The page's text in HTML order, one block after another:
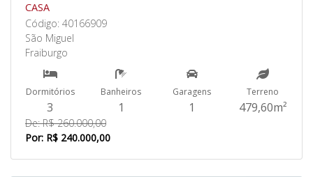
CASA
Código: 40166909
São Miguel
Fraiburgo
Dormitórios
3
Banheiros
1
Garagens
1
Terreno
479,60m²
De: R$ 260.000,00
Por: R$ 240.000,00